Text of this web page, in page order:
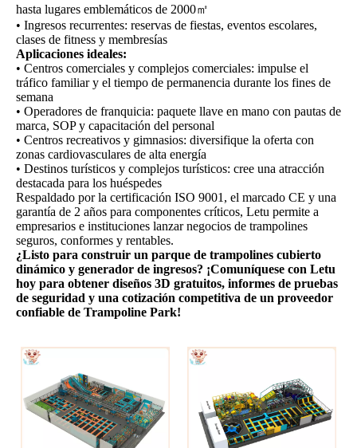
hasta lugares emblemáticos de 2000㎡
• Ingresos recurrentes: reservas de fiestas, eventos escolares,
clases de fitness y membresías
Aplicaciones ideales:
• Centros comerciales y complejos comerciales: impulse el
tráfico familiar y el tiempo de permanencia durante los fines de
semana
• Operadores de franquicia: paquete llave en mano con pautas de
marca, SOP y capacitación del personal
• Centros recreativos y gimnasios: diversifique la oferta con
zonas cardiovasculares de alta energía
• Destinos turísticos y complejos turísticos: cree una atracción
destacada para los huéspedes
Respaldado por la certificación ISO 9001, el marcado CE y una
garantía de 2 años para componentes críticos, Letu permite a
empresarios e instituciones lanzar negocios de trampolines
seguros, conformes y rentables.
¿Listo para construir un parque de trampolines cubierto
dinámico y generador de ingresos? ¡Comuníquese con Letu
hoy para obtener diseños 3D gratuitos, informes de pruebas
de seguridad y una cotización competitiva de un proveedor
confiable de Trampoline Park!